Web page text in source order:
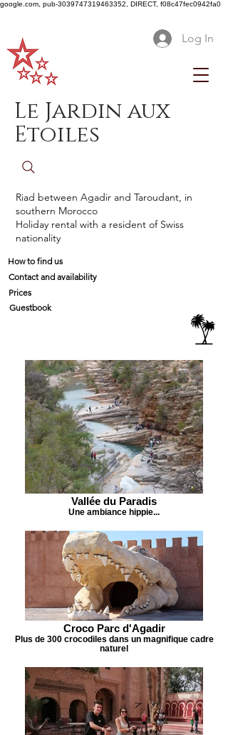
google.com, pub-3039747319463352, DIRECT, f08c47fec0942fa0
Log In
Le Jardin aux
Etoiles
Riad between Agadir and Taroudant, in
southern Morocco
Holiday rental with a resident of Swiss
nationality
How to find us
Contact and availability
Prices
Guestbook
Vallée du Paradis
Une ambiance hippie...
Croco Parc d'Agadir
Plus de 300 crocodiles dans un magnifique cadre
naturel